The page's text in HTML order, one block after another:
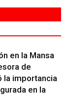
en la Mansa
de
la importancia
en la